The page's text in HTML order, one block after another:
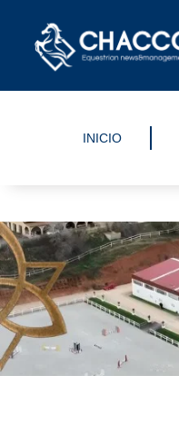
contenido
INICIO